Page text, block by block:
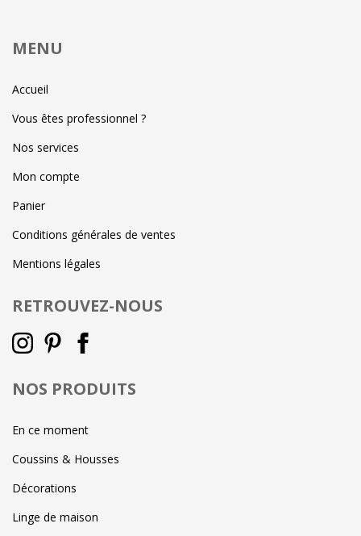
MENU
Accueil
Vous êtes professionnel ?
Nos services
Mon compte
Panier
Conditions générales de ventes
Mentions légales
RETROUVEZ-NOUS
NOS PRODUITS
En ce moment
Coussins & Housses
Décorations
Linge de maison